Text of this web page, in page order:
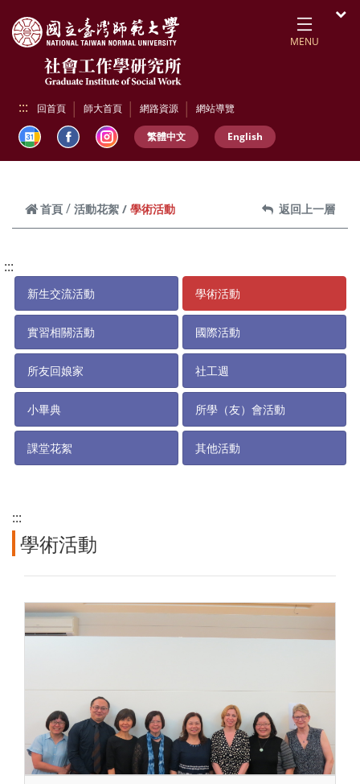
MENU
::: 回首頁 師大首頁 網路資源 網站導覽
繁體中文 English
首頁 活動花絮 學術活動 返回上一層
:::
新生交流活動 學術活動
實習相關活動 國際活動
所友回娘家 社工週
小畢典 所學（友）會活動
課堂花絮 其他活動
:::
學術活動